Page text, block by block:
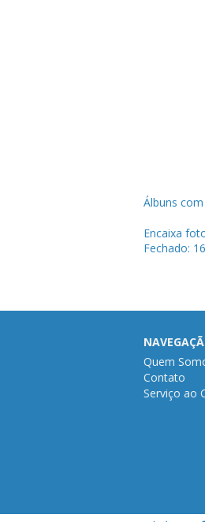
Álbuns
Encaixa
Fechado:
Quem
Contato
Serviço ao